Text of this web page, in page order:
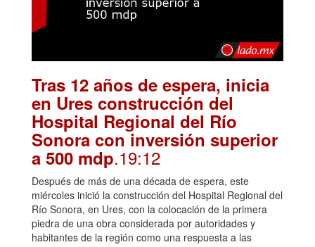
Tras 12 años de espera, inicia
en Ures construcción del
Hospital Regional del Río
Sonora con inversión superior
a 500 mdp.19:12
Después de más de una década de espera, este
miércoles inició la construcción del Hospital Regional del
Río Sonora, en Ures, con la colocación de la primera
piedra de una obra considerada por autoridades y
habitantes de la región como una respuesta a las